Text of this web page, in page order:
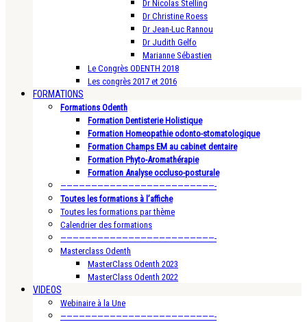
Dr Nicolas Stelling
Dr Christine Roess
Dr Jean-Luc Rannou
Dr Judith Gelfo
Marianne Sébastien
Le Congrès ODENTH 2018
Les congrès 2017 et 2016
FORMATIONS
Formations Odenth
Formation Dentisterie Holistique
Formation Homeopathie odonto-stomatologique
Formation Champs EM au cabinet dentaire
Formation Phyto-Aromathérapie
Formation Analyse occluso-posturale
—————————————————————————-
Toutes les formations à l’affiche
Toutes les formations par thème
Calendrier des formations
—————————————————————————-
Masterclass Odenth
MasterClass Odenth 2023
MasterClass Odenth 2022
VIDEOS
Webinaire à la Une
—————————————————————————-